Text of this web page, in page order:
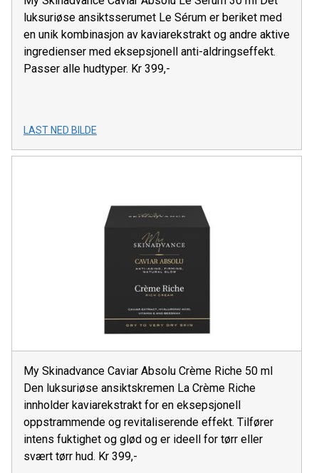
luksuriøse ansiktsserumet Le Sérum er beriket med
en unik kombinasjon av kaviarekstrakt og andre aktive
ingredienser med eksepsjonell anti-aldringseffekt.
Passer alle hudtyper. Kr 399,-
LAST NED BILDE
My Skinadvance Caviar Absolu Crème Riche 50 ml
Den luksuriøse ansiktskremen La Crème Riche
innholder kaviarekstrakt for en eksepsjonell
oppstrammende og revitaliserende effekt. Tilfører
intens fuktighet og glød og er ideell for tørr eller
svært tørr hud. Kr 399,-